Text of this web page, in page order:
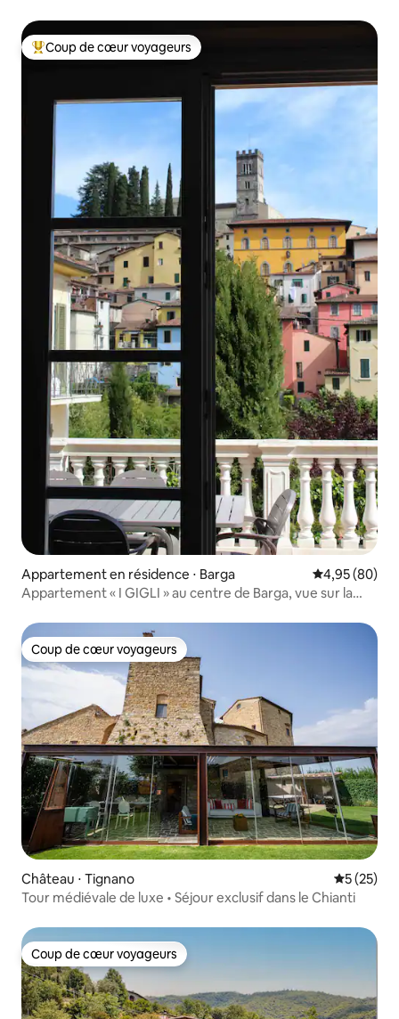
Coups de cœur voyageurs les plus appréciés
Coup de cœur voyageurs
Appartement en résidence ⋅ Barga Évaluation
4,95 (80)
Appartement « I GIGLI » au centre de Barga, vue sur la
Coup de cœur voyageurs
Coup de cœur voyageurs
Château ⋅ Tignano
5 (25)
Tour médiévale de luxe • Séjour exclusif dans le Chianti
Coup de cœur voyageurs
Coup de cœur voyageurs